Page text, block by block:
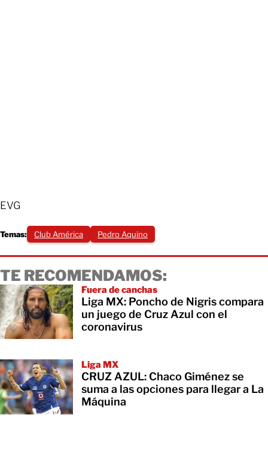
EVG
Temas: Club América Pedro Aquino
TE RECOMENDAMOS:
Fuera de canchas
Liga MX: Poncho de Nigris compara
un juego de Cruz Azul con el
coronavirus
Liga MX
CRUZ AZUL: Chaco Giménez se
suma a las opciones para llegar a La
Máquina